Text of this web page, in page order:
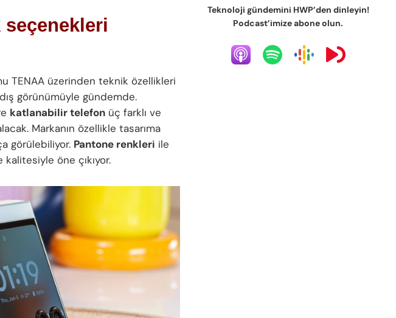
seçenekleri
TENAA üzerinden teknik özellikleri
görünümüyle gündemde.
katlanabilir telefon üç farklı ve
Markanın özellikle tasarıma
görülebiliyor. Pantone renkleri ile
öne çıkıyor.
Teknoloji gündemini HWP’den dinleyin!
Podcast’imize abone olun.